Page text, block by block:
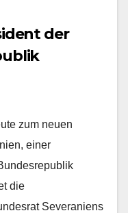
der
zum neuen
einer
die
Severaniens